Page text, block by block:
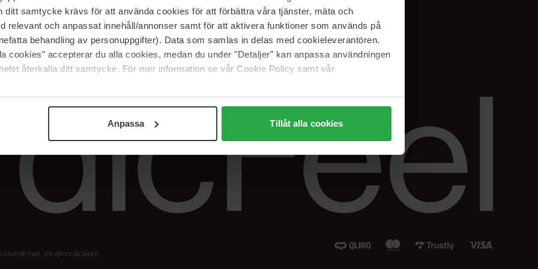
ditt samtycke krävs för att använda cookies för att förbättra våra tjänster, mäta och
relevant och anpassat innehåll/annonser samt för att aktivera funktioner som används på
behandling av personuppgifter). Data som samlas in delas med cookieleverantören.
cookies" accepterar du alla cookies, medan du under "Detaljer" kan anpassa användningen
återkalla ditt samtycke. För mer information se vår Cookie Policy samt vår
Anpassa Tillåt alla cookies
The Beauty Edit
Työskentele
NordicFeel Groupissa
reklamaatiot
Facebook
LinkedIn
Email:
info@nordicfeel.fi